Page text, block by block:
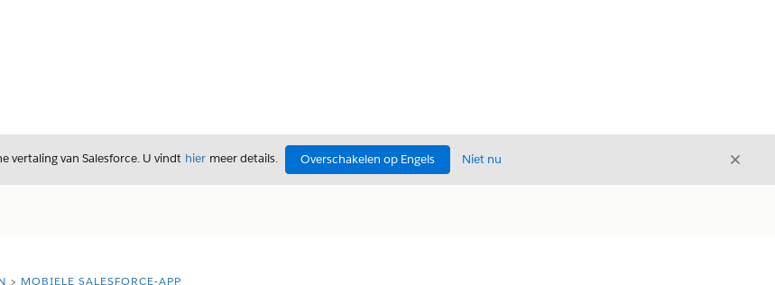
vertaling van Salesforce. U vindt hier meer details. Overschakelen op Engels Niet nu Sluiten
MOBIELE SALESFORCE-APP